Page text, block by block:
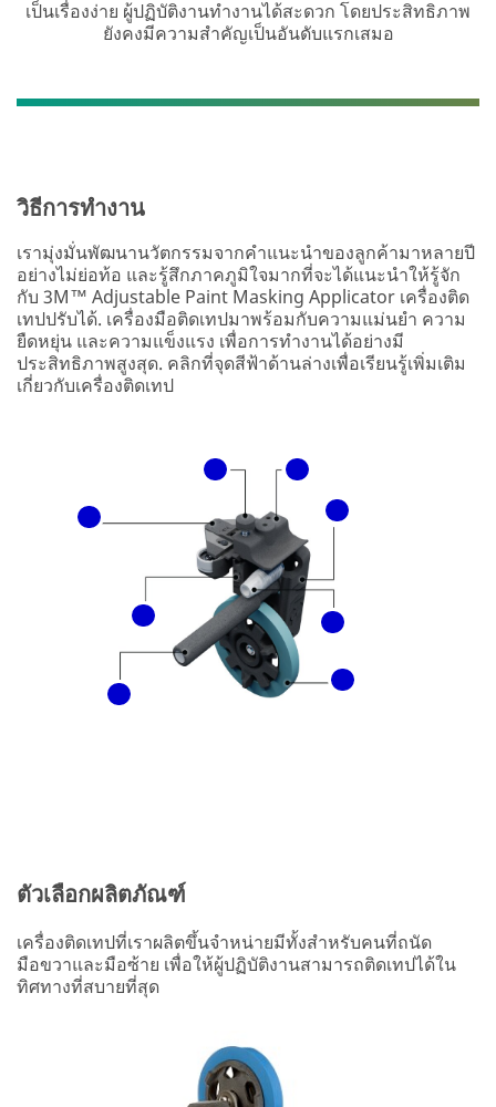
เป็นเรื่องง่าย ผู้ปฏิบัติงานทำงานได้สะดวก โดยประสิทธิภาพ
ยังคงมีความสำคัญเป็นอันดับแรกเสมอ
วิธีการทำงาน
เรามุ่งมั่นพัฒนานวัตกรรมจากคำแนะนำของลูกค้ามาหลายปี
อย่างไม่ย่อท้อ และรู้สึกภาคภูมิใจมากที่จะได้แนะนำให้รู้จัก
กับ 3M™ Adjustable Paint Masking Applicator เครื่องติด
เทปปรับได้. เครื่องมือติดเทปมาพร้อมกับความแม่นยำ ความ
ยืดหยุ่น และความแข็งแรง เพื่อการทำงานได้อย่างมี
ประสิทธิภาพสูงสุด. คลิกที่จุดสีฟ้าด้านล่างเพื่อเรียนรู้เพิ่มเติม
เกี่ยวกับเครื่องติดเทป
ตัวเลือกผลิตภัณฑ์
เครื่องติดเทปที่เราผลิตขึ้นจำหน่ายมีทั้งสำหรับคนที่ถนัด
มือขวาและมือซ้าย เพื่อให้ผู้ปฏิบัติงานสามารถติดเทปได้ใน
ทิศทางที่สบายที่สุด